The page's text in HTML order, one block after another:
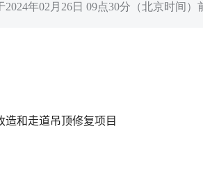
年02月26日 09点30分（北京时间）
和走道吊顶修复项目